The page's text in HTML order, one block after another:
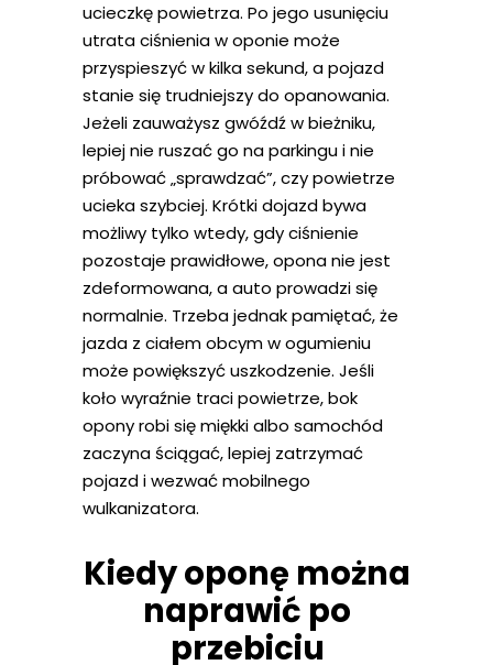
ucieczkę powietrza. Po jego usunięciu
utrata ciśnienia w oponie może
przyspieszyć w kilka sekund, a pojazd
stanie się trudniejszy do opanowania.
Jeżeli zauważysz gwóźdź w bieżniku,
lepiej nie ruszać go na parkingu i nie
próbować „sprawdzać”, czy powietrze
ucieka szybciej. Krótki dojazd bywa
możliwy tylko wtedy, gdy ciśnienie
pozostaje prawidłowe, opona nie jest
zdeformowana, a auto prowadzi się
normalnie. Trzeba jednak pamiętać, że
jazda z ciałem obcym w ogumieniu
może powiększyć uszkodzenie. Jeśli
koło wyraźnie traci powietrze, bok
opony robi się miękki albo samochód
zaczyna ściągać, lepiej zatrzymać
pojazd i wezwać mobilnego
wulkanizatora.
Kiedy oponę można
naprawić po
przebiciu